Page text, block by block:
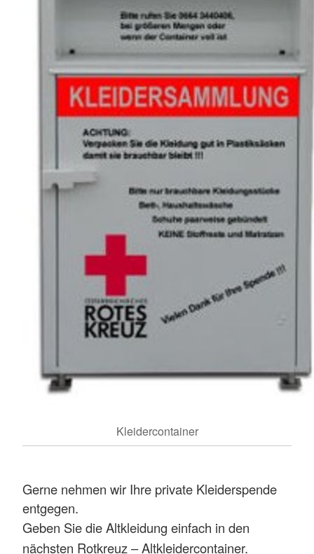
Kleidercontainer
Gerne nehmen wir Ihre private Kleiderspende
entgegen.
Geben Sie die Altkleidung einfach in den
nächsten Rotkreuz – Altkleidercontainer.